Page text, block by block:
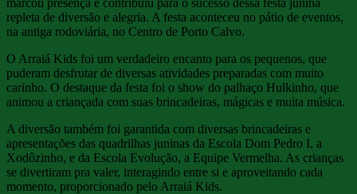
repleta de diversão e alegria. A festa aconteceu no pátio de eventos,
na antiga rodoviária, no Centro de Porto Calvo.
O Arraiá Kids foi um verdadeiro encanto para os pequenos, que
puderam desfrutar de diversas atividades preparadas com muito
carinho. O destaque da festa foi o show do palhaço Hulkinho, que
animou a criançada com suas brincadeiras, mágicas e muita música.
A diversão também foi garantida com diversas brincadeiras e
apresentações das quadrilhas juninas da Escola Dom Pedro I, a
Xodôzinho, e da Escola Evolução, a Equipe Vermelha. As crianças
se divertiram pra valer, interagindo entre si e aproveitando cada
momento, proporcionado pelo Arraiá Kids.